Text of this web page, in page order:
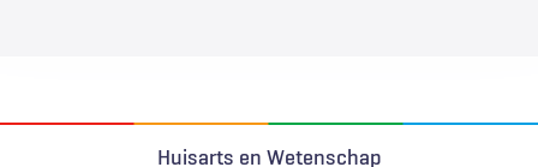
Huisarts en Wetenschap